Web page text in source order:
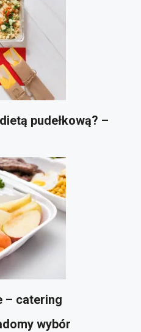
pudełkową? –
– catering
wybór